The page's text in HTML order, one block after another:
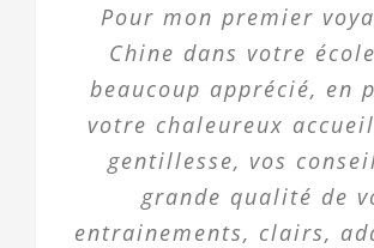
Pour mon premier
Chine dans votre
beaucoup apprécié, en
votre chaleureux
gentillesse, vos
grande qualité de
entrainements, clairs,